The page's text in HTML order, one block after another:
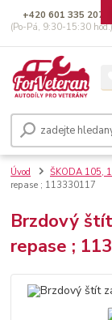
+420 601 335 207
(Po-Pá, 9:30-15:30
Úvod ŠKODA 105,
repase ; 113330117
Brzdový
repase ;